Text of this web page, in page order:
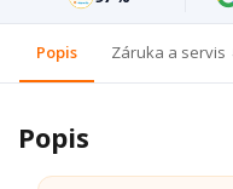
Popis Záruka a servis
Popis